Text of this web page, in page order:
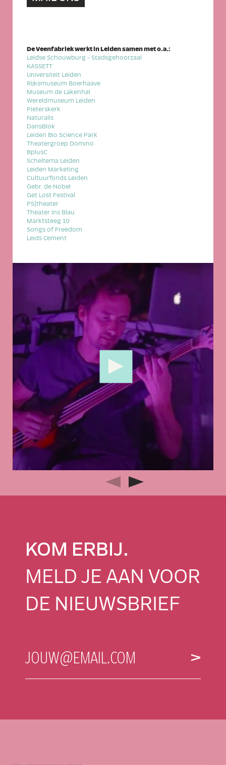
De Veenfabriek werkt in Leiden samen met o.a.:
Leidse Schouwburg - Stadsgehoorzaal
KASSETT
Universiteit Leiden
Rijksmuseum Boerhaave
Museum de Lakenhal
Wereldmuseum Leiden
Pieterskerk
Naturalis
DansBlok
Leiden Bio Science Park
Theatergroep Domino
BplusC
Scheltema Leiden
Leiden Marketing
Cultuurfonds Leiden
Gebr. de Nobel
Get Lost Festival
PS|theater
Theater Ins Blau
Marktsteeg 10
Songs of Freedom
Leids Cement
KOM ERBIJ.
MELD JE AAN VOOR
DE NIEUWSBRIEF
E-
JOUW@EMAIL.COM